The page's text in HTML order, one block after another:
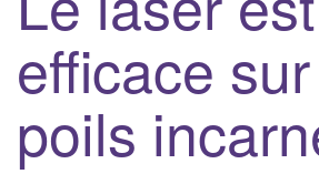
efficace
poils